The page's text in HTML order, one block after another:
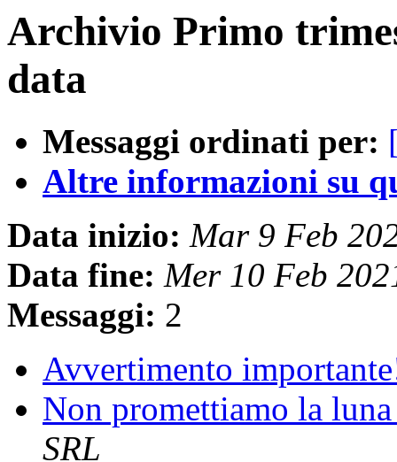
Archivio Primo
data
Messaggi ordinati per:
Altre informazioni su
Data inizio: Mar 9 Feb
Data fine: Mer 10 Feb
Messaggi: 2
Avvertimento
Non promettiamo la
SRL